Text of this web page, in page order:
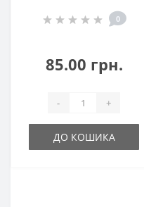
0
85.00 грн.
- +
ДО КОШИКА